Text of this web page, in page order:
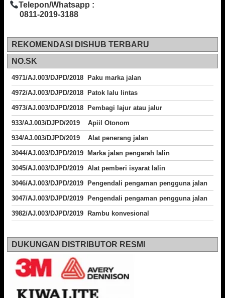
Telepon/Whatsapp :
0811-2019-3188
REKOMENDASI DISHUB TERBARU
NO.SK
4971/AJ.003/DJPD/2018 Paku marka jalan
4972/AJ.003/DJPD/2018 Patok lalu lintas
4973/AJ.003/DJPD/2018
Pembagi lajur atau jalur
933/AJ.003/DJPD/2019 Apiil Otonom
934/AJ.003/DJPD/2019 Alat penerang jalan
3044/AJ.003/DJPD/2019 Marka jalan pengarah lalin
3045/AJ.003/DJPD/2019 Alat pemberi isyarat lalin
3046/AJ.003/DJPD/2019 Pengendali pengaman pengguna jalan
3047/AJ.003/DJPD/2019 Pengendali pengaman pengguna jalan
3982/AJ.003/DJPD/2019 Rambu konvesional
DUKUNGAN DISTRIBUTOR RESMI